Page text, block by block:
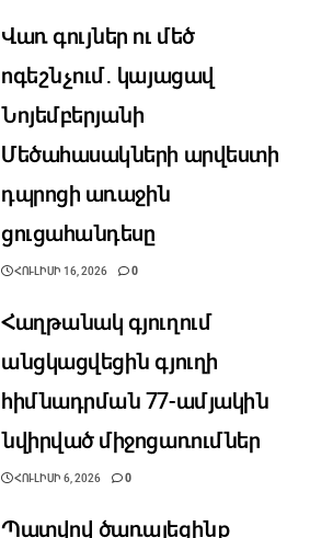
Վառ գույներ ու մեծ
ոգեշնչում․ կայացավ
Նոյեմբերյանի
Մեծահասակների արվեստի
դպրոցի առաջին
ցուցահանդեսը
ՀՈՒԼԻՍԻ 16, 2026 0
Հաղթանակ գյուղում
անցկացվեցին գյուղի
հիմնադրման 77-ամյակին
նվիրված միջոցառումներ
ՀՈՒԼԻՍԻ 6, 2026 0
Պատվով ծառայեցինք